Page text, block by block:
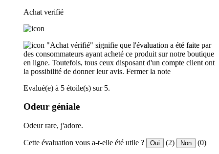
Achat verifié
"Achat vérifié" signifie que l'évaluation a été faite par
des consommateurs ayant acheté ce produit sur notre boutique
en ligne. Toutefois, tous ceux disposant d'un compte client ont
la possibilité de donner leur avis. Fermer la note
Evalué(e) à 5 étoile(s) sur 5.
Odeur géniale
Odeur rare, j'adore.
Cette évaluation vous a-t-elle été utile ? Oui (2) Non (0)